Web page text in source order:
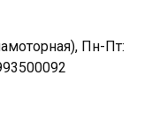
Пн-Пт: